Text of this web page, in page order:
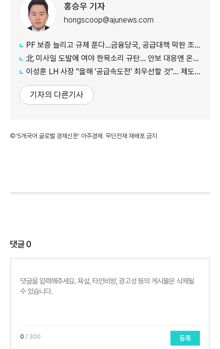
홍승우 기자
hongscoop@ajunews.com
PF 보증 늘리고 규제 푼다…금융당국, 공급대책 막판 조율
北 미사일 도발에 여야 한목소리 규탄… 안보 대응엔 온도차
이성훈 LH 사장 "올해 '공급속도전' 최우선할 것"… 제도 개선·직원 참여 독려
기자의 다른기사
©'5개국어 글로벌 경제신문' 아주경제. 무단전재·재배포 금지
댓글0
0 / 300 등록